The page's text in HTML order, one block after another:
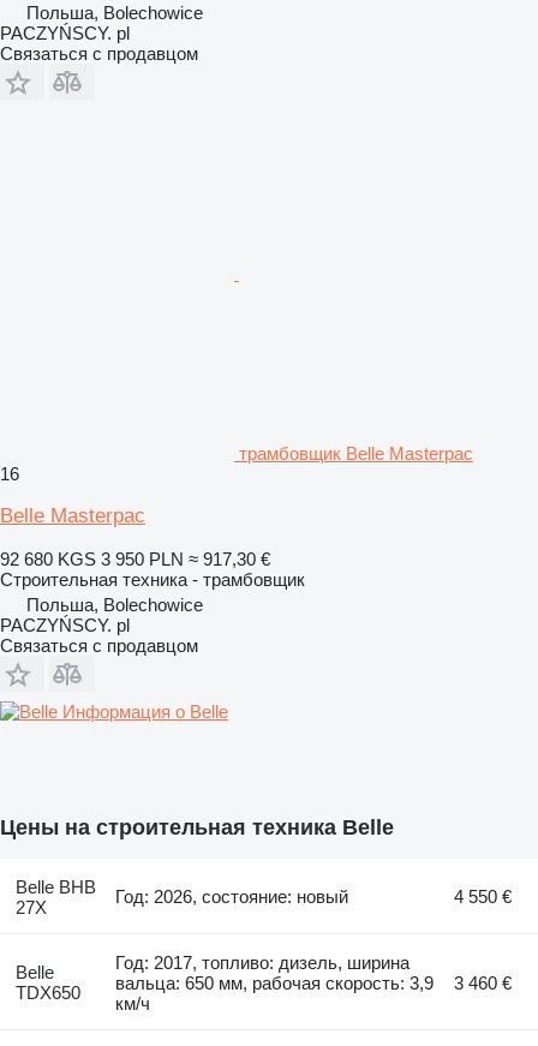
Польша, Bolechowice
PACZYŃSCY. pl
Связаться с продавцом
трамбовщик Belle Masterpac
16
Belle Masterpac
92 680 KGS 3 950 PLN ≈ 917,30 €
Строительная техника - трамбовщик
Польша, Bolechowice
PACZYŃSCY. pl
Связаться с продавцом
Информация о Belle
Цены на строительная техника Belle
Belle BHB
27X
Год: 2026, состояние: новый 4 550 €
Belle
TDX650
Год: 2017, топливо: дизель, ширина
вальца: 650 мм, рабочая скорость: 3,9
км/ч
3 460 €